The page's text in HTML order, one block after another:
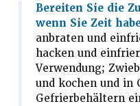
Bereiten Sie die
wenn Sie Zeit
anbraten und
hacken und
Verwendung;
und kochen und in
Gefrierbehältern